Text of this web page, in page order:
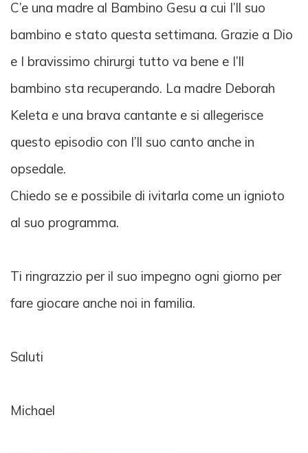
C’e una madre al Bambino Gesu a cui I’ll suo
bambino e stato questa settimana. Grazie a Dio
e I bravissimo chirurgi tutto va bene e I’ll
bambino sta recuperando. La madre Deborah
Keleta e una brava cantante e si allegerisce
questo episodio con I’ll suo canto anche in
opsedale.
Chiedo se e possibile di ivitarla come un ignioto
al suo programma.
Ti ringrazzio per il suo impegno ogni giorno per
fare giocare anche noi in familia.
Saluti
Michael